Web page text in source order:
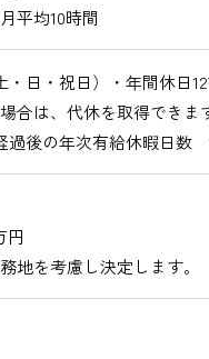
平均10時間
・日・祝日）・年間休日
合は、代休を取得できま
過後の年次有給休暇日数
円
地を考慮し決定します。